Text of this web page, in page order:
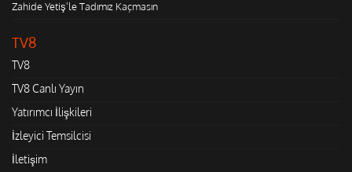
Zahide Yetiş'le Tadımız Kaçmasın
TV8
TV8
TV8 Canlı Yayın
Yatırımcı İlişkileri
İzleyici Temsilcisi
İletişim